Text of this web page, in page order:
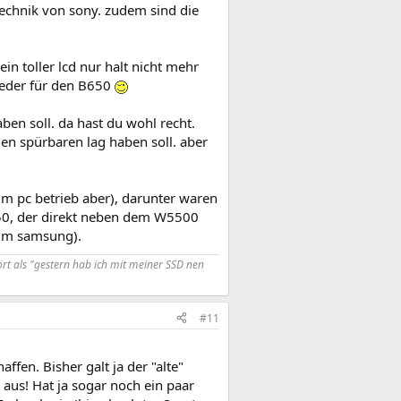
von sony. zudem sind die
toller lcd nur halt nicht mehr
für den B650
soll. da hast du wohl recht.
spürbaren lag haben soll. aber
pc betrieb aber), darunter waren
der direkt neben dem W5500
samsung).
als "gestern hab ich mit meiner SSD nen
#11
Bisher galt ja der "alte"
Hat ja sogar noch ein paar